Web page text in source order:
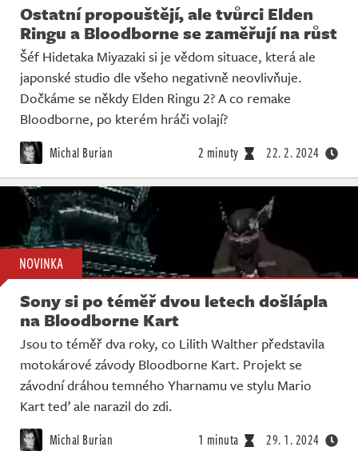
Ostatní propouštějí, ale tvůrci Elden
Ringu a Bloodborne se zaměřují na růst
Šéf Hidetaka Miyazaki si je vědom situace, která ale
japonské studio dle všeho negativně neovlivňuje.
Dočkáme se někdy Elden Ringu 2? A co remake
Bloodborne, po kterém hráči volají?
Michal Burian 2 minuty 22. 2. 2024
NOVINKA
Sony si po téměř dvou letech došlápla
na Bloodborne Kart
Jsou to téměř dva roky, co Lilith Walther představila
motokárové závody Bloodborne Kart. Projekt se
závodní dráhou temného Yharnamu ve stylu Mario
Kart teď ale narazil do zdi.
Michal Burian 1 minuta 29. 1. 2024